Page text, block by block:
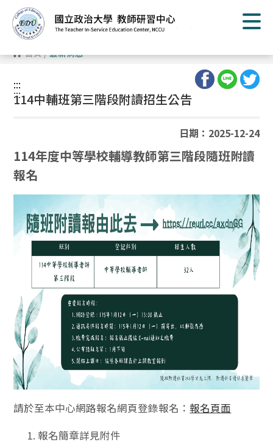
到
主
要
容 首頁/最新消息
:::
:::
114中輔班第三階段附讀招生公告
日期：2025-12-24
114年度中等學校輔導教師第三階段隨班附讀
報名
請於至本中心網路報名網頁登錄報名：報名頁面
報名簡章詳見附件